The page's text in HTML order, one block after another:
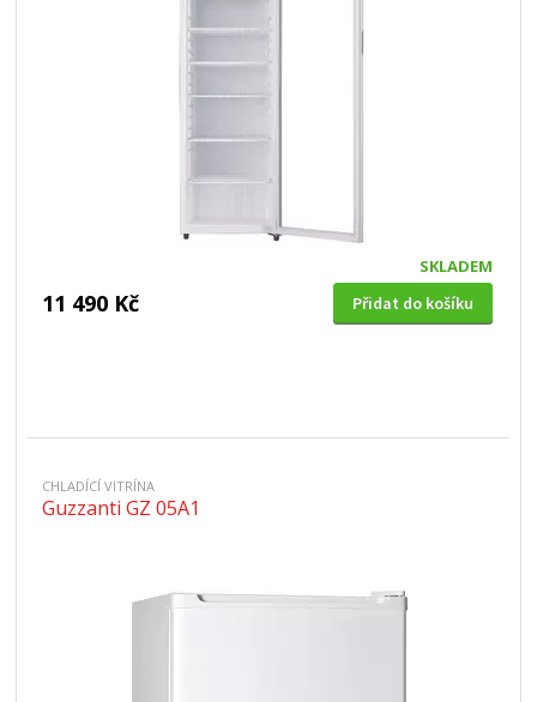
SKLADEM
11 490 Kč Přidat do košíku
CHLADÍCÍ VITRÍNA
Guzzanti GZ 05A1